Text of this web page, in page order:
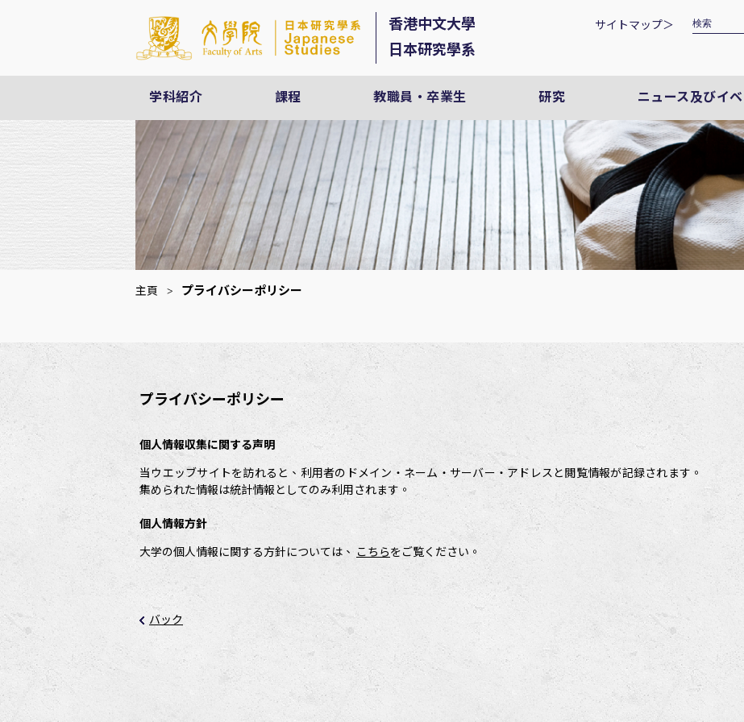
サイトマップ＞
香港中文大學
日本研究學系
学科紹介 課程 教職員・卒業生 研究 ニュース及びイ
主頁 > プライバシーポリシー
プライバシーポリシー
個人情報収集に関する声明
当ウエッブサイトを訪れると、利用者のドメイン・ネーム・サーバー・アドレスと閲覧情報が記録されます。
集められた情報は統計情報としてのみ利用されます。
個人情報方針
大学の個人情報に関する方針については、 こちらをご覧ください。
バック